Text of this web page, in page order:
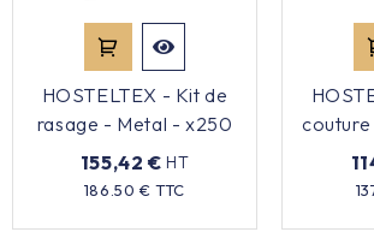
HOSTELTEX - Kit de
rasage - Metal - x250
155,42 € HT
186.50 € TTC
Prix